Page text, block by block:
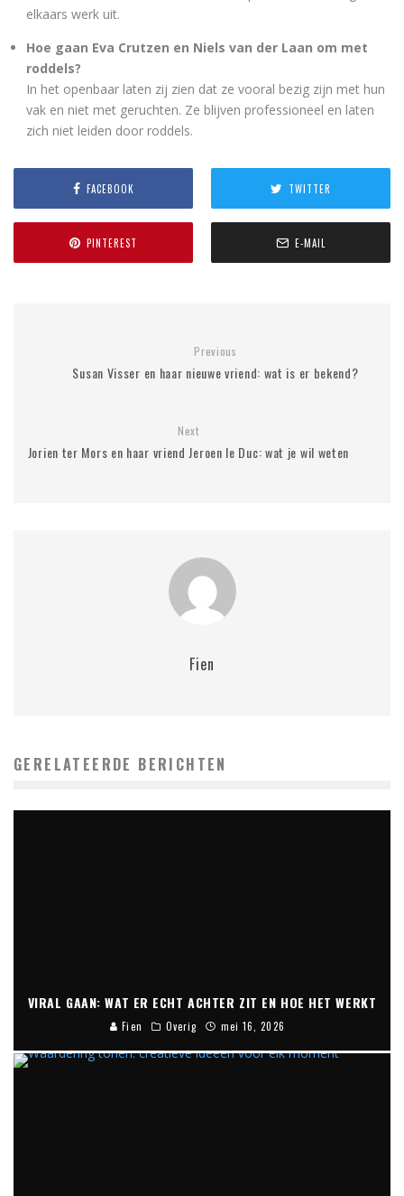
elkaars werk uit.
Hoe gaan Eva Crutzen en Niels van der Laan om met
roddels?
In het openbaar laten zij zien dat ze vooral bezig zijn met hun
vak en niet met geruchten. Ze blijven professioneel en laten
zich niet leiden door roddels.
FACEBOOK TWITTER
PINTEREST E-MAIL
Previous
Susan Visser en haar nieuwe vriend: wat is er bekend?
Next
Jorien ter Mors en haar vriend Jeroen le Duc: wat je wil weten
Fien
GERELATEERDE BERICHTEN
VIRAL GAAN: WAT ER ECHT ACHTER ZIT EN HOE HET WERKT
Fien Overig mei 16, 2026